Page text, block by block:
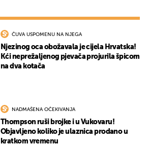
ČUVA USPOMENU NA NJEGA
Njezinog oca obožavala je cijela Hrvatska!
Kći neprežaljenog pjevača projurila špicom
na dva kotača
NADMAŠENA OČEKIVANJA
Thompson ruši brojke i u Vukovaru!
Objavljeno koliko je ulaznica prodano u
kratkom vremenu